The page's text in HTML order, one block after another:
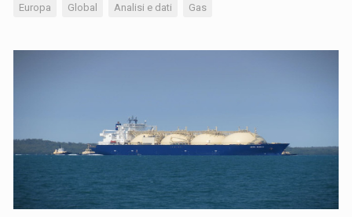
Europa Global Analisi e dati Gas